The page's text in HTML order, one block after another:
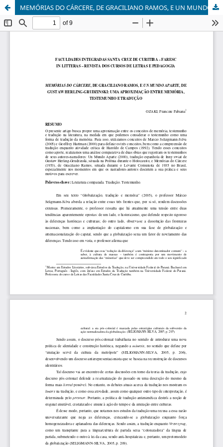
MEMÓRIAS DO CÁRCERE, DE GRACILIANO RAMOS, E UN MUNDO APARTE, DE GUSTAW HERLING-GRUDZINSKI: UMA APROXIMAÇÃO ENTRE MEMÓRIA, TESTEMUNHO E TRADUÇÃO